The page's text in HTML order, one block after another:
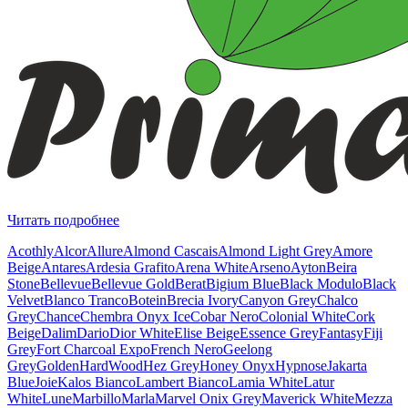
Читать подробнее
AcothlyAlcorAllureAlmond CascaisAlmond Light GreyAmore
BeigeAntaresArdesia GrafitoArena WhiteArsenoAytonBeira
StoneBellevueBellevue GoldBeratBigium BlueBlack ModuloBlack
VelvetBlanco TrancoBoteinBrecia IvoryCanyon GreyChalco
GreyChanceChembra Onyx IceCobar NeroColonial WhiteCork
BeigeDalimDarioDior WhiteElise BeigeEssence GreyFantasyFiji
GreyFort Charcoal ExpoFrench NeroGeelong
GreyGoldenHardWoodHez GreyHoney OnyxHypnoseJakarta
BlueJoieKalos BiancoLambert BiancoLamia WhiteLatur
WhiteLuneMarbilloMarlaMarvel Onix GreyMaverick WhiteMezza